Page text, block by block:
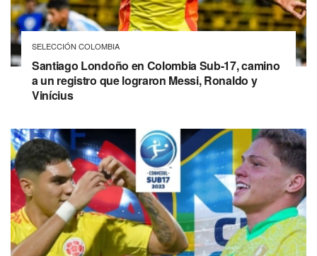
SELECCIÓN COLOMBIA
Santiago Londoño en Colombia Sub-17, camino
a un registro que lograron Messi, Ronaldo y
Vinícius